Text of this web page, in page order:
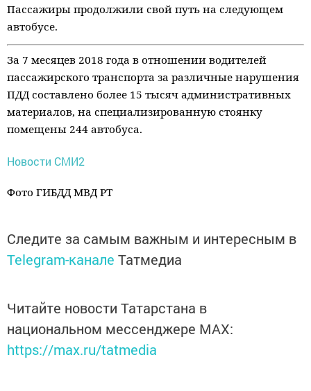
Пассажиры продолжили свой путь на следующем
автобусе.
За 7 месяцев 2018 года в отношении водителей
пассажирского транспорта за различные нарушения
ПДД составлено более 15 тысяч административных
материалов, на специализированную стоянку
помещены 244 автобуса.
Новости СМИ2
Фото ГИБДД МВД РТ
Следите за самым важным и интересным в
Telegram-канале Татмедиа
Читайте новости Татарстана в
национальном мессенджере MАХ:
https://max.ru/tatmedia